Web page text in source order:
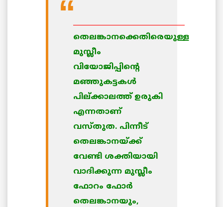
തെലങ്കാനക്കെതിരെയുള്ള
മുസ്ലീം
വിയോജിപ്പിന്റെ
മഞ്ഞുകട്ടകള്‍
പില്ക്കാലത്ത് ഉരുകി
എന്നതാണ്
വസ്തുത. പിന്നീട്
തെലങ്കാനയ്ക്ക്
വേണ്ടി ശക്തിയായി
വാദിക്കുന്ന മുസ്ലീം
ഫോറം ഫോര്‍
തെലങ്കാനയും,